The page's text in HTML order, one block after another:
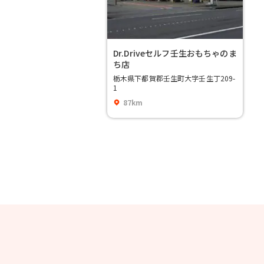
Dr.Driveセルフ壬生おもちゃのま
ち店
栃木県下都賀郡壬生町大字壬生丁209-
1
87km